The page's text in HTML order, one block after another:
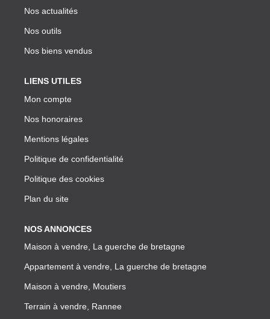
Nos actualités
Nos outils
Nos biens vendus
LIENS UTILES
Mon compte
Nos honoraires
Mentions légales
Politique de confidentialité
Politique des cookies
Plan du site
NOS ANNONCES
Maison à vendre, La guerche de bretagne
Appartement à vendre, La guerche de bretagne
Maison à vendre, Moutiers
Terrain à vendre, Rannee